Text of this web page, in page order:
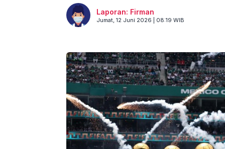
Laporan: Firman
Jumat, 12 Juni 2026 | 08:19 WIB